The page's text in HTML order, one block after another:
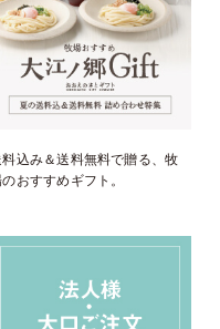
料込み＆送料無料で贈る、牧
おすすめギフト。